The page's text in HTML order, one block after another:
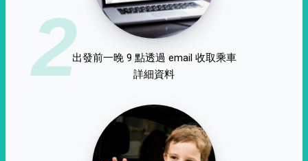
2出發前一晚 9 點透過 email 收取乘車
詳細資料